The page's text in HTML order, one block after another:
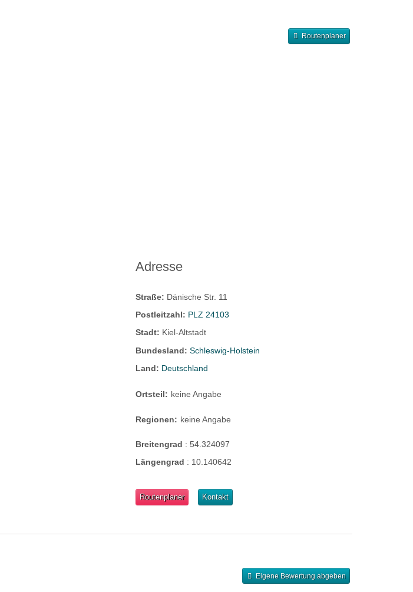
Routenplaner
Adresse
Straße: Dänische Str. 11
Postleitzahl: PLZ 24103
Stadt: Kiel-Altstadt
Bundesland:Schleswig-Holstein
Land: Deutschland
Ortsteil: keine Angabe
Regionen: keine Angabe
Breitengrad :54.324097
Längengrad : 10.140642
Routenplaner Kontakt
Eigene Bewertung abgeben